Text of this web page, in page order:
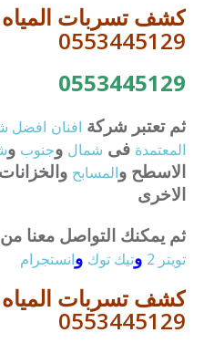
كشف تسربات
0553445129
0553445129
ثم تعتبر شركة افنان افضل
المعتمدة فى شمال وجنوب و
الاسطح والمسابح
الاخرى
ثم يمكنك التواصل معنا
تويتر 2 وتيك توك وانستجرام
كشف تسربات
0553445129